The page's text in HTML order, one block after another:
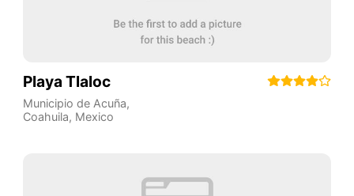
Playa Tlaloc
Municipio de Acuña,
Coahuila, Mexico